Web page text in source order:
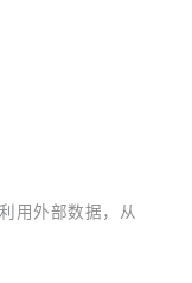
用外部数据，从